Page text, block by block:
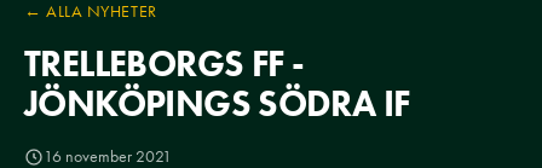
← ALLA NYHETER
TRELLEBORGS FF -
JÖNKÖPINGS SÖDRA IF
16 november 2021